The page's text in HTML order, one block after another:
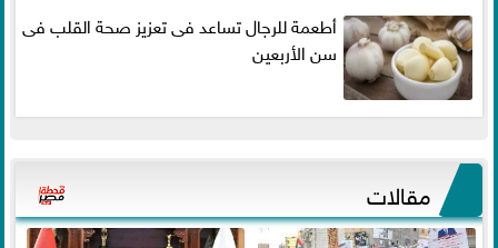
أطعمة للرجال تساعد فى تعزيز صحة القلب فى
سن الأربعين
مقالات